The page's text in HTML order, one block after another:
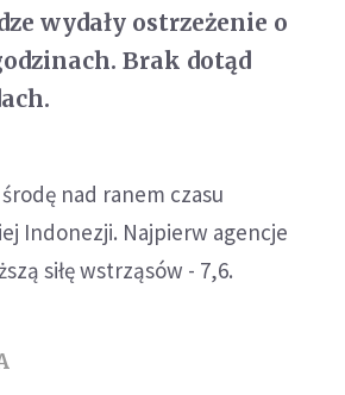
wydały ostrzeżenie o
Brak dotąd
nad ranem czasu
Indonezji. Najpierw agencje
siłę wstrząsów - 7,6.